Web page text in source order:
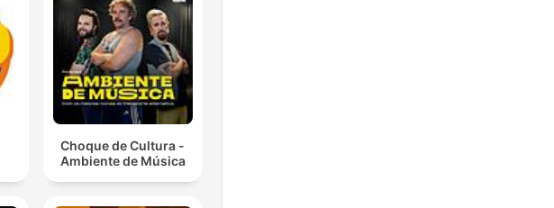
Choque de Cultura -
Ambiente de Música